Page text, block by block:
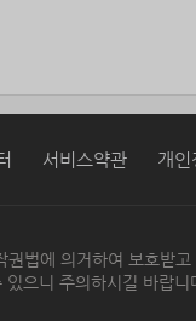
서비스약관 개인
법에 의거하여 보호받
으니 주의하시길 바랍니